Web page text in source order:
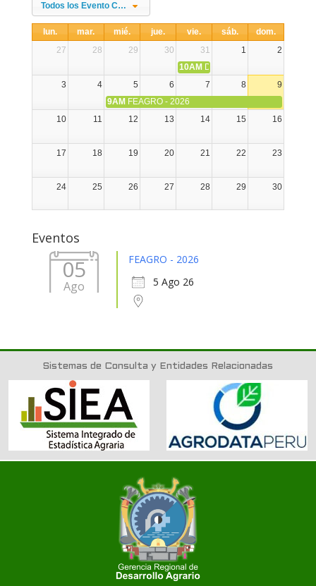
Todos los Evento Categories
lun. mar. mié. jue. vie. sáb.
dom.
27
28 29 30 31 1
2
10AM DIA NACIONAL DE LA
3
4 5 6 7 8
9
9AM FEAGRO - 2026
10
11 12 13 14 15 16
17 18 19 20 21 22 23
24 25 26 27 28 29 30
Eventos
05
Ago
FEAGRO - 2026
5 Ago 26
Sistemas de Consulta y Entidades Relacionadas